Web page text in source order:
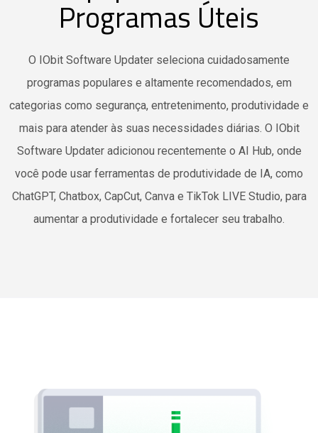
Programas Úteis
O IObit Software Updater seleciona cuidadosamente
programas populares e altamente recomendados, em
categorias como segurança, entretenimento, produtividade e
mais para atender às suas necessidades diárias. O IObit
Software Updater adicionou recentemente o AI Hub, onde
você pode usar ferramentas de produtividade de IA, como
ChatGPT, Chatbox, CapCut, Canva e TikTok LIVE Studio, para
aumentar a produtividade e fortalecer seu trabalho.